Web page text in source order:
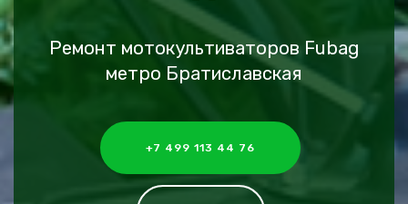
Ремонт мотокультиваторов Fubag
метро Братиславская
+7 499 113 44 76